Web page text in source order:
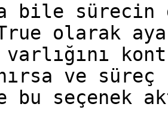
bile sürecin
True olarak
varlığını
ve süreç
bu seçenek